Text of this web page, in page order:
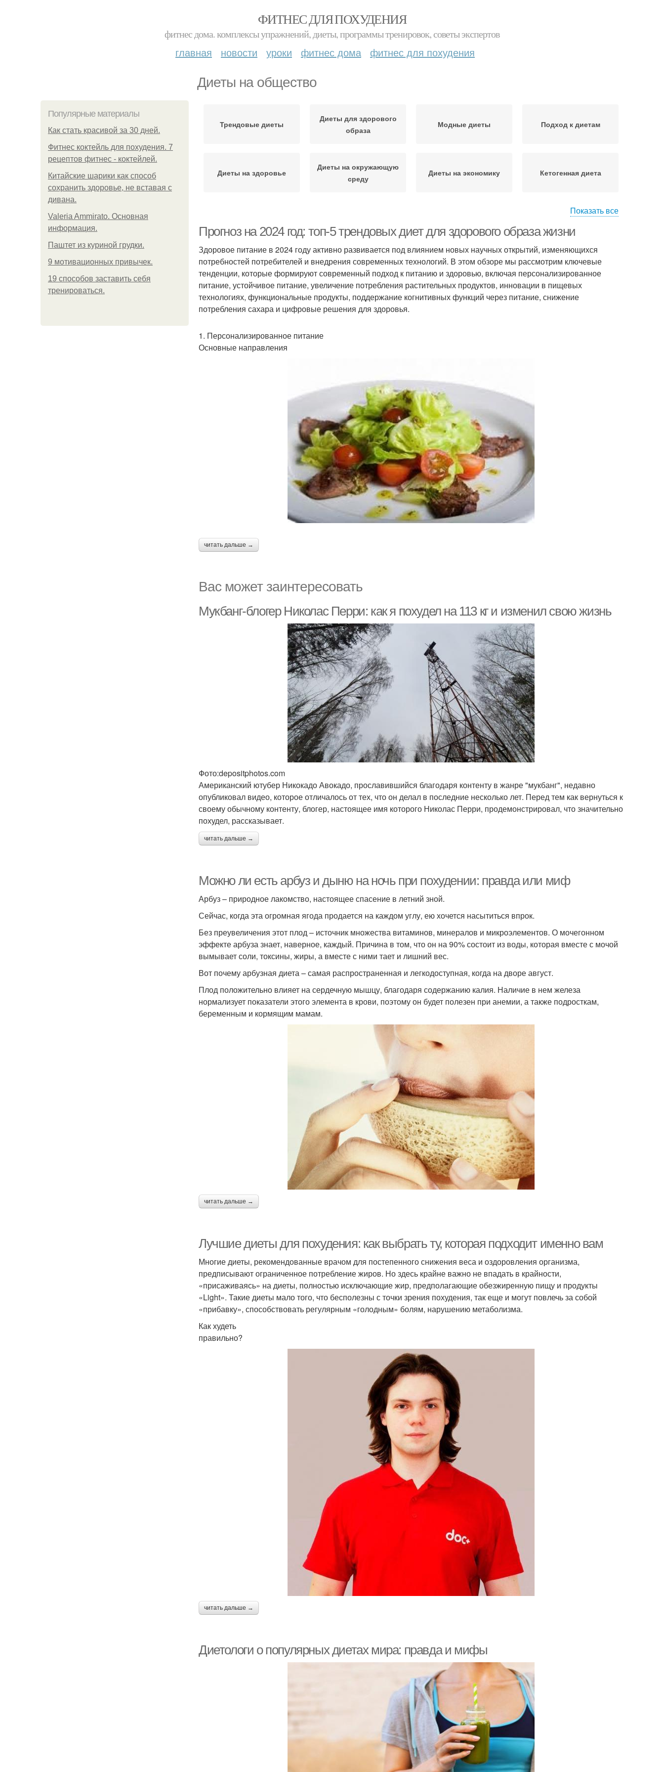
ФИТНЕС ДЛЯ ПОХУДЕНИЯ
фитнес дома. комплексы упражнений, диеты, программы тренировок, советы экспертов
главная новости уроки фитнес дома фитнес для похудения
Диеты на общество
Популярные материалы
Как стать красивой за 30 дней.
Фитнес коктейль для похудения. 7
рецептов фитнес - коктейлей.
Китайские шарики как способ
сохранить здоровье, не вставая с
дивана.
Valeria Ammirato. Основная
информация.
Паштет из куриной грудки.
9 мотивационных привычек.
19 способов заставить себя
тренироваться.
Трендовые диеты
Диеты для здорового
образа
Модные диеты Подход к диетам
Диеты на здоровье
Диеты на окружающую
среду
Диеты на экономику Кетогенная диета
Показать все
Прогноз на 2024 год: топ-5 трендовых диет для здорового образа жизни
Здоровое питание в 2024 году активно развивается под влиянием новых научных открытий, изменяющихся
потребностей потребителей и внедрения современных технологий. В этом обзоре мы рассмотрим ключевые
тенденции, которые формируют современный подход к питанию и здоровью, включая персонализированное
питание, устойчивое питание, увеличение потребления растительных продуктов, инновации в пищевых
технологиях, функциональные продукты, поддержание когнитивных функций через питание, снижение
потребления сахара и цифровые решения для здоровья.
1. Персонализированное питание
Основные направления
читать дальше →
Вас может заинтересовать
Мукбанг-блогер Николас Перри: как я похудел на 113 кг и изменил свою жизнь
Фото:depositphotos.com
Американский ютубер Никокадо Авокадо, прославившийся благодаря контенту в жанре "мукбанг", недавно
опубликовал видео, которое отличалось от тех, что он делал в последние несколько лет. Перед тем как вернуться к
своему обычному контенту, блогер, настоящее имя которого Николас Перри, продемонстрировал, что значительно
похудел, рассказывает.
читать дальше →
Можно ли есть арбуз и дыню на ночь при похудении: правда или миф
Арбуз – природное лакомство, настоящее спасение в летний зной.
Сейчас, когда эта огромная ягода продается на каждом углу, ею хочется насытиться впрок.
Без преувеличения этот плод – источник множества витаминов, минералов и микроэлементов. О мочегонном
эффекте арбуза знает, наверное, каждый. Причина в том, что он на 90% состоит из воды, которая вместе с мочой
вымывает соли, токсины, жиры, а вместе с ними тает и лишний вес.
Вот почему арбузная диета – самая распространенная и легкодоступная, когда на дворе август.
Плод положительно влияет на сердечную мышцу, благодаря содержанию калия. Наличие в нем железа
нормализует показатели этого элемента в крови, поэтому он будет полезен при анемии, а также подросткам,
беременным и кормящим мамам.
читать дальше →
Лучшие диеты для похудения: как выбрать ту, которая подходит именно вам
Многие диеты, рекомендованные врачом для постепенного снижения веса и оздоровления организма,
предписывают ограниченное потребление жиров. Но здесь крайне важно не впадать в крайности,
«присаживаясь» на диеты, полностью исключающие жир, предполагающие обезжиренную пищу и продукты
«Light». Такие диеты мало того, что бесполезны с точки зрения похудения, так еще и могут повлечь за собой
«прибавку», способствовать регулярным «голодным» болям, нарушению метаболизма.
Как худеть
правильно?
читать дальше →
Диетологи о популярных диетах мира: правда и мифы